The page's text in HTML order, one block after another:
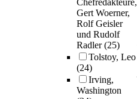
Chefredakteure,
Gert Woerner,
Rolf Geisler
und Rudolf
Radler(25)
Tolstoy, Leo
(24)
Irving,
Washington